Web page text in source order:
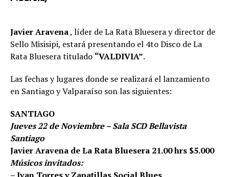
Javier Aravena, líder de La Rata Bluesera y director de
Sello Misisipi, estará presentando el 4to Disco de La
Rata Bluesera titulado “VALDIVIA”.
Las fechas y lugares donde se realizará el lanzamiento
en Santiago y Valparaíso son las siguientes:
SANTIAGO
Jueves 22 de Noviembre – Sala SCD Bellavista
Santiago
Javier Aravena de La Rata Bluesera 21.00 hrs $5.000
Músicos invitados: